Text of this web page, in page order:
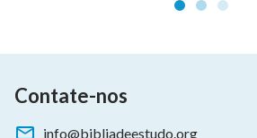
Contate-nos
info@bibliadeestudo.org